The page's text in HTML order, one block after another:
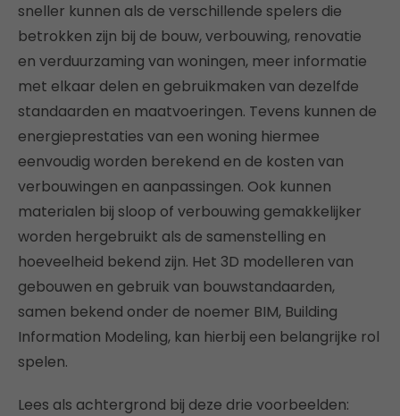
sneller kunnen als de verschillende spelers die
betrokken zijn bij de bouw, verbouwing, renovatie
en verduurzaming van woningen, meer informatie
met elkaar delen en gebruikmaken van dezelfde
standaarden en maatvoeringen. Tevens kunnen de
energieprestaties van een woning hiermee
eenvoudig worden berekend en de kosten van
verbouwingen en aanpassingen. Ook kunnen
materialen bij sloop of verbouwing gemakkelijker
worden hergebruikt als de samenstelling en
hoeveelheid bekend zijn. Het 3D modelleren van
gebouwen en gebruik van bouwstandaarden,
samen bekend onder de noemer BIM, Building
Information Modeling, kan hierbij een belangrijke rol
spelen.
Lees als achtergrond bij deze drie voorbeelden: